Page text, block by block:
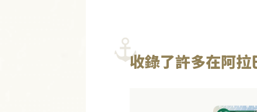
收錄了許多在阿